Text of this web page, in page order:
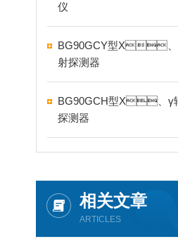
仪
BG90GCY型X、
射探测器
BG90GCH型X、γ
探测器
相关文章
ARTICLES